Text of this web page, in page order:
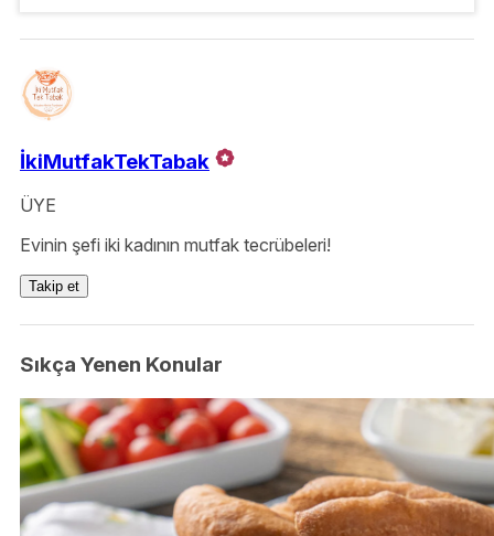
İkiMutfakTekTabak
ÜYE
Evinin şefi iki kadının mutfak tecrübeleri!
Takip et
Sıkça Yenen Konular